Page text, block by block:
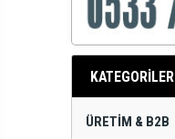
KATEGORİLER
ÜRETIM & B2B